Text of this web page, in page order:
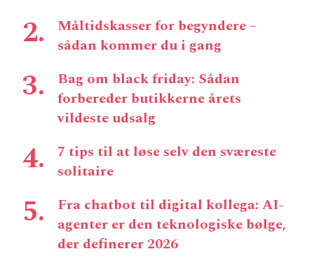
Måltidskasser for begyndere –
sådan kommer du i gang
Bag om black friday: Sådan
forbereder butikkerne årets
vildeste udsalg
7 tips til at løse selv den sværeste
solitaire
Fra chatbot til digital kollega: AI-
agenter er den teknologiske bølge,
der definerer 2026